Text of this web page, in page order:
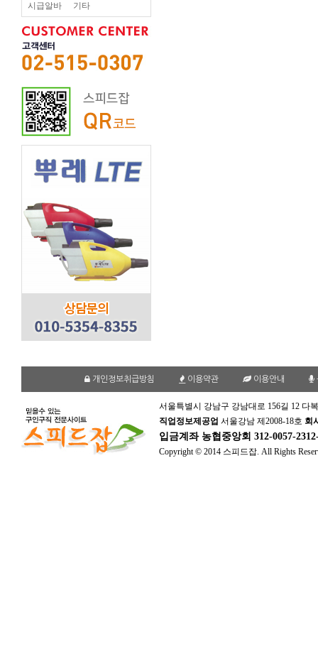
시급알바 기타
개인정보취급방침 이용약관 이용안내
서울특별시 강남구 강남대로 156길 12 다
직업정보제공업 서울강남 제2008-18호 회
입금계좌 농협중앙회 312-0057-
Copyright © 2014 스피드잡. All Rights